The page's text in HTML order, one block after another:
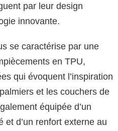
par leur design
innovante.
se caractérise par une
en TPU,
qui évoquent l’inspiration
et les couchers de
équipée d’un
et d’un renfort externe au